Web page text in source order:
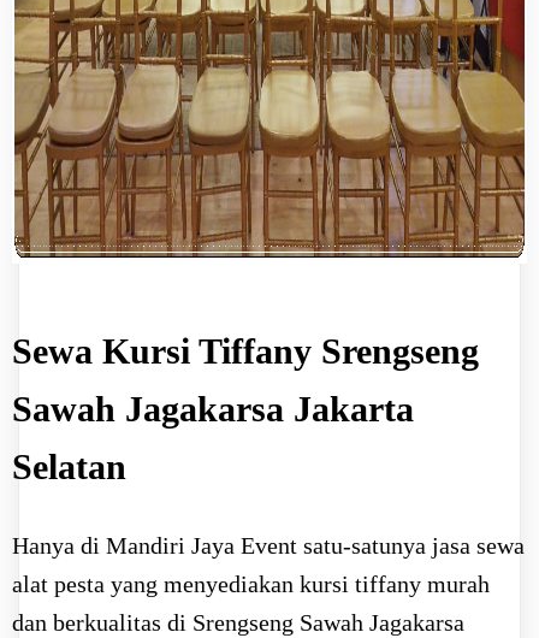
Sewa Kursi Tiffany Srengseng
Sawah Jagakarsa Jakarta
Selatan
Hanya di Mandiri Jaya Event satu-satunya jasa sewa
alat pesta yang menyediakan kursi tiffany murah
dan berkualitas di Srengseng Sawah Jagakarsa